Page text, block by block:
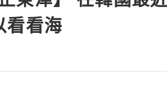
看看海